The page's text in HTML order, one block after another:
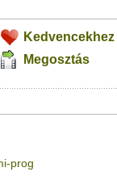
Kedvencekhez
Megosztás
Üzenet (opcionális):
sem.
prog